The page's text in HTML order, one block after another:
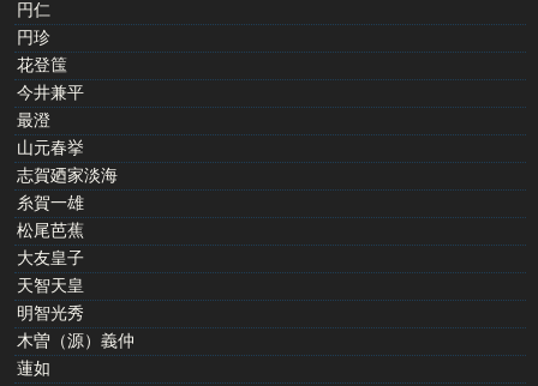
円仁
円珍
花登筺
今井兼平
最澄
山元春挙
志賀廼家淡海
糸賀一雄
松尾芭蕉
大友皇子
天智天皇
明智光秀
木曽（源）義仲
蓮如